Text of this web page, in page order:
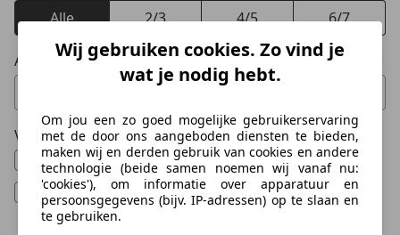
Alle
2/3 4/5 6/7
Aantal zitplaatsen
Minimum aantal zitplaatsen
0 Vorschläge gefunden. Verwenden Sie die Auf- und
Maximaal aantal zitplaatsen
0 Vorschläge gefunden.
Voertuigtype
Nieuw
Gebruikt
Leasewagen / bedrijfswagen
Wij gebruiken cookies. Zo vind je
wat je nodig hebt.
Om jou een zo goed mogelijke gebruikerservaring
met de door ons aangeboden diensten te bieden,
maken wij en derden gebruik van cookies en andere
technologie (beide samen noemen wij vanaf nu:
'cookies'), om informatie over apparatuur en
persoonsgegevens (bijv. IP-adressen) op te slaan en
te gebruiken.